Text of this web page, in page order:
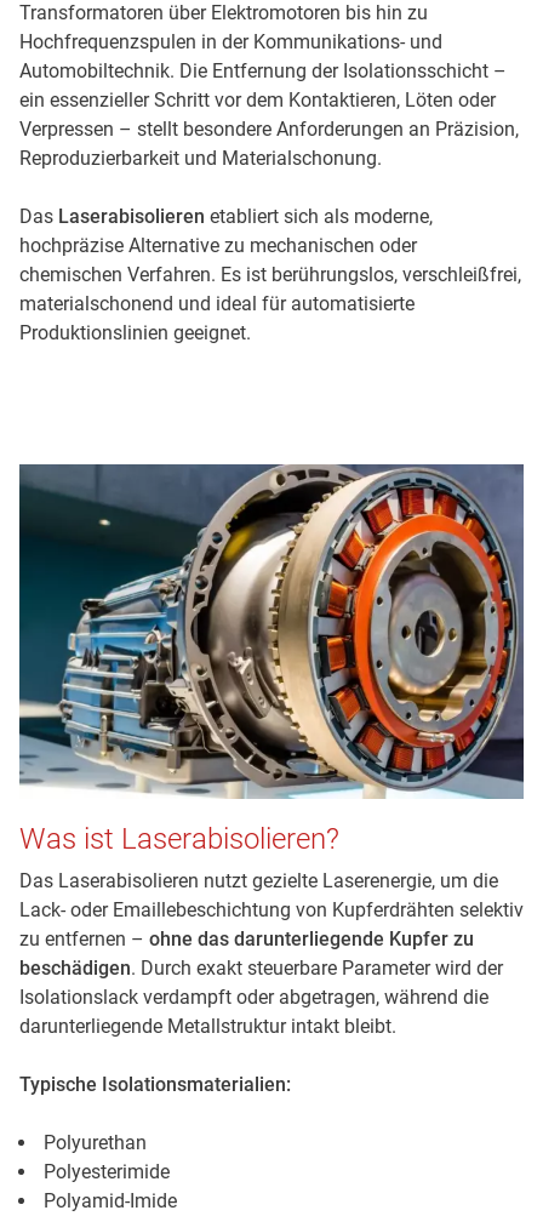
Transformatoren über Elektromotoren bis hin zu
Hochfrequenzspulen in der Kommunikations- und
Automobiltechnik. Die Entfernung der Isolationsschicht –
ein essenzieller Schritt vor dem Kontaktieren, Löten oder
Verpressen – stellt besondere Anforderungen an Präzision,
Reproduzierbarkeit und Materialschonung.
Das Laserabisolieren etabliert sich als moderne,
hochpräzise Alternative zu mechanischen oder
chemischen Verfahren. Es ist berührungslos, verschleißfrei,
materialschonend und ideal für automatisierte
Produktionslinien geeignet.
Was ist Laserabisolieren?
Das Laserabisolieren nutzt gezielte Laserenergie, um die
Lack- oder Emaillebeschichtung von Kupferdrähten selektiv
zu entfernen – ohne das darunterliegende Kupfer zu
beschädigen. Durch exakt steuerbare Parameter wird der
Isolationslack verdampft oder abgetragen, während die
darunterliegende Metallstruktur intakt bleibt.
Typische Isolationsmaterialien:
Polyurethan
Polyesterimide
Polyamid-Imide